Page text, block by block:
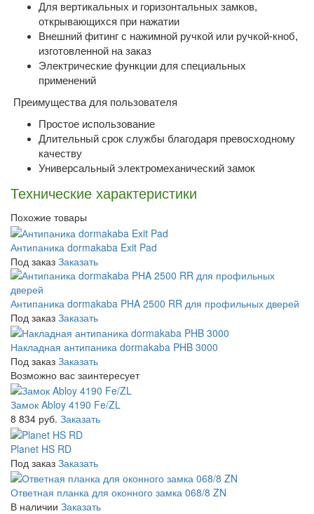
Для вертикальных и горизонтальных замков,
открывающихся при нажатии
Внешний фитинг с нажимной ручкой или ручкой-кноб,
изготовленной на заказ
Электрические функции для специальных
применений
Преимущества для пользователя
Простое использование
Длительный срок службы благодаря превосходному
качеству
Универсальный электромеханический замок
Технические характеристики
Похожие товары
Антипаника dormakaba Exit Pad
Под заказ Заказать
Антипаника dormakaba PHA 2500 RR для профильных дверей
Под заказ Заказать
Накладная антипаника dormakaba PHB 3000
Под заказ Заказать
Возможно вас заинтересует
Замок Abloy 4190 Fe/ZL
8 834 руб. Заказать
Planet HS RD
Под заказ Заказать
Ответная планка для оконного замка 068/8 ZN
В наличии Заказать